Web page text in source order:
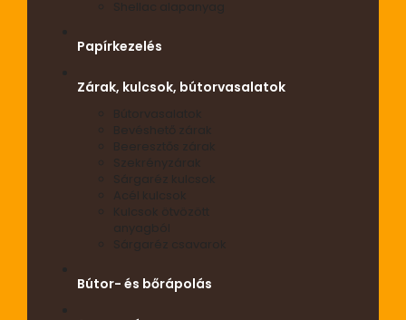
Papírkezelés
Zárak, kulcsok, bútorvasalatok
Bútorvasalatok
Bevéshető zárak
Beeresztős zárak
Szekrényzárak
Sárgaréz kulcsok
Acél kulcsok
Kulcsok ötvözött
Sárgaréz csavarok
Bútor- és bőrápolás